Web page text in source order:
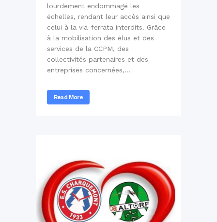
lourdement endommagé les
échelles, rendant leur accès ainsi que
celui à la via-ferrata interdits. Grâce
à la mobilisation des élus et des
services de la CCPM, des
collectivités partenaires et des
entreprises concernées,...
Read More